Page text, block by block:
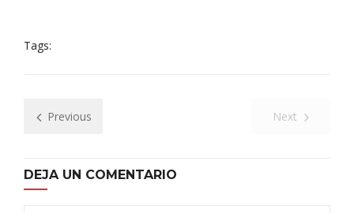
Tags:
Previous Next
DEJA UN COMENTARIO